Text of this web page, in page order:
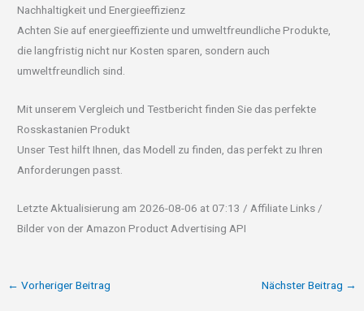
Nachhaltigkeit und Energieeffizienz
Achten Sie auf energieeffiziente und umweltfreundliche Produkte,
die langfristig nicht nur Kosten sparen, sondern auch
umweltfreundlich sind.
Mit unserem Vergleich und Testbericht finden Sie das perfekte
Rosskastanien Produkt
Unser Test hilft Ihnen, das Modell zu finden, das perfekt zu Ihren
Anforderungen passt.
Letzte Aktualisierung am 2026-08-06 at 07:13 / Affiliate Links /
Bilder von der Amazon Product Advertising API
← Vorheriger Beitrag Nächster Beitrag →